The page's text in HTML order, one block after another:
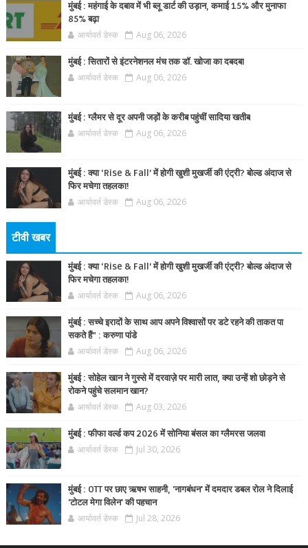
मुंबई : महंगाई के दबाव में भी ब्लू डार्ट की उड़ान, कमाई 15% और मुनाफा
85% बढ़ा
आर्यावर्त डेस्क Aug 06, 2026
मुंबई : सितारों से इंटरनेशनल मंच तक डॉ. खोजा का दबदबा
आर्यावर्त डेस्क Aug 06, 2026
मुंबई : ग्लैमर से दूर अपनी जड़ों के करीब पहुंचीं सादिया खतीब
आर्यावर्त डेस्क Aug 06, 2026
मुंबई : क्या ‘Rise & Fall’ में होगी खुशी मुखर्जी की एंट्री? बोल्ड अंदाज से
फिर मचेगा तहलका!
आर्यावर्त डेस्क Aug 06, 2026
टीवी खबर
मुंबई : क्या ‘Rise & Fall’ में होगी खुशी मुखर्जी की एंट्री? बोल्ड अंदाज से
फिर मचेगा तहलका!
आर्यावर्त डेस्क Aug 06, 2026
मुंबई : सच्चे इरादों के साथ आप अपने विश्वासों पर डटे रहने की ताकत पा
सकते हैं” : करुणा पांडे
आर्यावर्त डेस्क Aug 06, 2026
मुंबई : सोहेल खान ने गुस्से में दरवाज़े पर मारी लात, क्या उन्हें शो छोड़ने से
रोकने पहुंचे सलमान खान?
आर्यावर्त डेस्क Aug 03, 2026
मुंबई : फीफा वर्ल्ड कप 2026 में सोनिया बंसल का ग्लैमरस जलवा
आर्यावर्त डेस्क Jul 30, 2026
मुंबई : OTT पर छाए ऋषभ साहनी, 'नागबंधन' में दमदार डबल रोल ने दिलाई
'टोटल मेगा विलेन' की पहचान
आर्यावर्त डेस्क Jul 28, 2026